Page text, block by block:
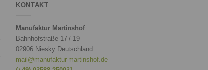
KONTAKT
Manufaktur Martinshof
Bahnhofstraße 17 / 19
02906 Niesky Deutschland
mail@manufaktur-martinshof.de